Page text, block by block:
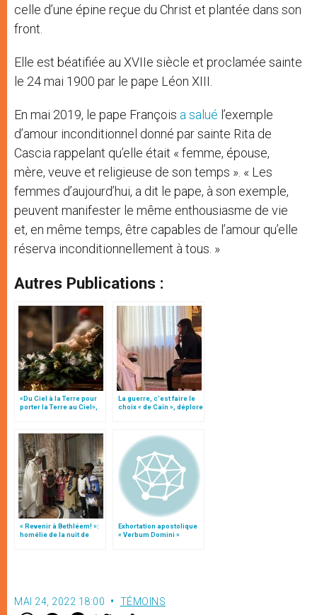
celle d’une épine reçue du Christ et plantée dans son
front.
Elle est béatifiée au XVIIe siècle et proclamée sainte
le 24 mai 1900 par le pape Léon XIII.
En mai 2019, le pape François a salué l’exemple
d’amour inconditionnel donné par sainte Rita de
Cascia rappelant qu’elle était « femme, épouse,
mère, veuve et religieuse de son temps ». « Les
femmes d’aujourd’hui, a dit le pape, à son exemple,
peuvent manifester le même enthousiasme de vie
et, en même temps, être capables de l’amour qu’elle
réserva inconditionnellement à tous. »
Autres Publications :
«Du Ciel à la Terre pour
porter la Terre au Ciel»,
La guerre, c’est faire le
choix « de Caïn », déplore
« Revenir à Bethléem! »:
homélie de la nuit de
Noël (texte complet)
Exhortation apostolique
« Verbum Domini »
MAI 24, 2022 18:00 TÉMOINS